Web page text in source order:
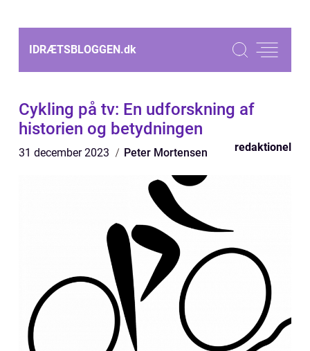
IDRÆTSBLOGGEN.dk
Cykling på tv: En udforskning af
historien og betydningen
31 december 2023 Peter Mortensen redaktionel